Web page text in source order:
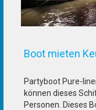
Boot mieten
Partyboot Pure-
können dieses
Personen. Dieses